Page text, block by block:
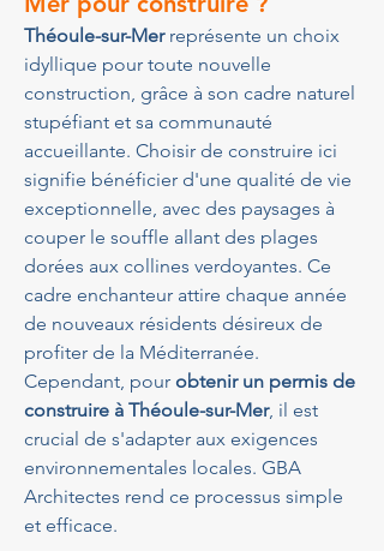
Théoule-sur-Mer représente un choix
idyllique pour toute nouvelle
construction, grâce à son cadre naturel
stupéfiant et sa communauté
accueillante. Choisir de construire ici
signifie bénéficier d'une qualité de vie
exceptionnelle, avec des paysages à
couper le souffle allant des plages
dorées aux collines verdoyantes. Ce
cadre enchanteur attire chaque année
de nouveaux résidents désireux de
profiter de la Méditerranée.
Cependant, pour obtenir un permis de
construire à Théoule-sur-Mer, il est
crucial de s'adapter aux exigences
environnementales locales. GBA
Architectes rend ce processus simple
et efficace.